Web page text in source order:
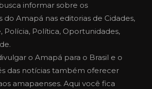
informar sobre os
Amapá nas editorias de Cidades,
Polícia, Política, Oportunidades,
o Amapá para o Brasil e o
das notícias também oferecer
amapaenses. Aqui você fica